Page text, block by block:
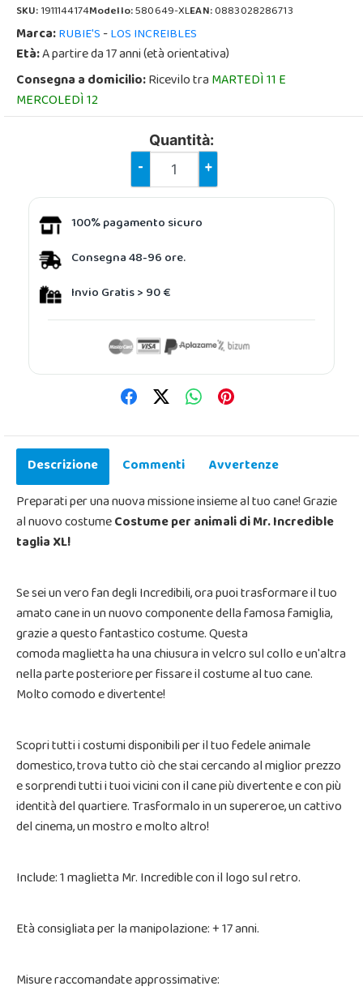
SKU:1911144174Modello:580649-XLEAN:0883028286713
Marca:RUBIE'S-LOS INCREIBLES
Età:A partire da 17 anni (età orientativa)
Consegna a domicilio:Ricevilo traMARTEDÌ 11 E
MERCOLEDÌ 12
Quantità:
- +
100% pagamento sicuro
Consegna 48-96 ore.
Invio Gratis > 90 €
Descrizione Commenti
Avvertenze
Preparati per una nuova missione insieme al tuo cane! Grazie
al nuovo costumeCostume per animali di Mr. Incredible
taglia XL!
Se sei un vero fan degli Incredibili, ora puoi trasformare il tuo
amato cane in un nuovo componente della famosa famiglia,
grazie a questo fantastico costume. Questa
comoda maglietta ha una chiusura in velcro sul collo e un'altra
nella parte posteriore per fissare il costume al tuo cane.
Molto comodo e divertente!
Scopri tutti i costumi disponibili per il tuo fedele animale
domestico, trova tutto ciò che stai cercando al miglior prezzo
e sorprendi tutti i tuoi vicini con il cane più divertente e con più
identità del quartiere. Trasformalo in un supereroe, un cattivo
del cinema, un mostro e molto altro!
Include: 1 maglietta Mr. Incredible con il logo sul retro.
Età consigliata per la manipolazione: + 17 anni.
Misure raccomandate approssimative: